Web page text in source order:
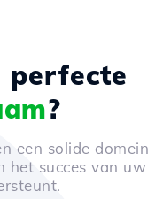
perfecte
?
een solide domein
het succes van uw